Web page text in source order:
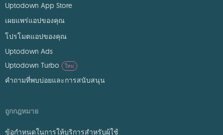
Uptodown App Store
เผยแพร่แอปของคุณ
โปรโมตแอปของคุณ
Uptodown Ads
Uptodown Turbo
ใหม่
คำถามที่พบบ่อยและการสนับสนุน
ถูกกฎหมาย
ข้อกำหนดในการให้บริการสำหรับผู้ใช้